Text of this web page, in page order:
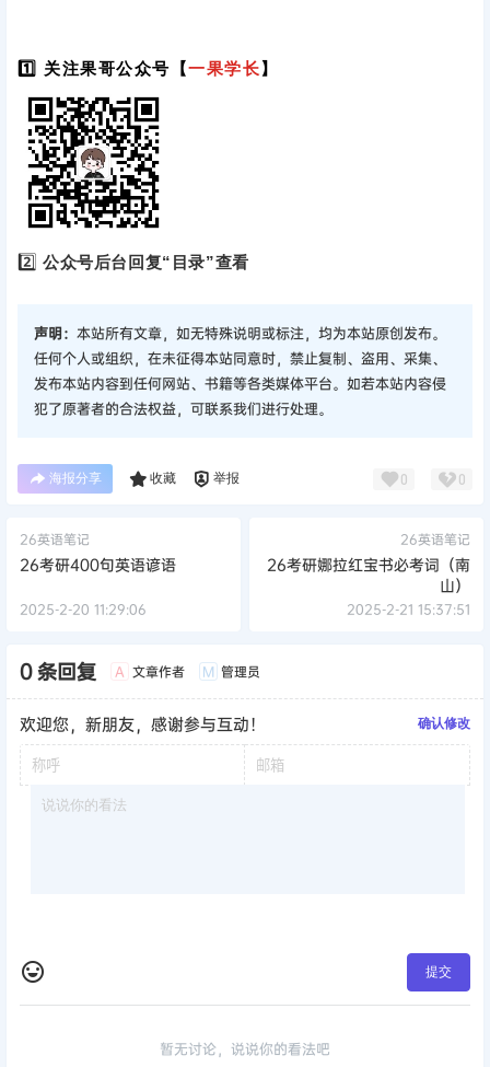
1️⃣ 关注果哥公众号【一果学长】
2️⃣公众号后台回复“目录”查看
声明： 本站所有文章，如无特殊说明或标注，均为本站原创发布。
任何个人或组织，在未征得本站同意时，禁止复制、盗用、采集、
发布本站内容到任何网站、书籍等各类媒体平台。如若本站内容侵
犯了原著者的合法权益，可联系我们进行处理。
海报分享 收藏 举报 0 0
26英语笔记
26考研400句英语谚语
2025-2-20 11:29:06
26英语笔记
26考研娜拉红宝书必考词（南
山）
2025-2-21 15:37:51
0 条回复 A 文章作者 M 管理员
欢迎您，新朋友，感谢参与互动！ 确认修改
提交
暂无讨论，说说你的看法吧